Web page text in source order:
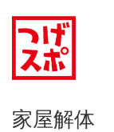
家屋解体